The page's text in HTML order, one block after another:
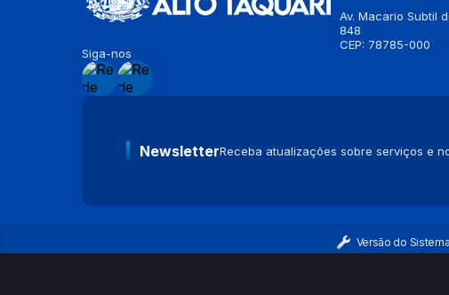
Siga-nos
Av. Macario Subtil
848
CEP: 78785-000
NewsletterReceba atualizações sobre serviços e
Versão do